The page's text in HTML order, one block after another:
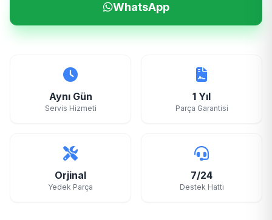
WhatsApp
Aynı Gün
Servis Hizmeti
1 Yıl
Parça Garantisi
Orjinal
Yedek Parça
7/24
Destek Hattı